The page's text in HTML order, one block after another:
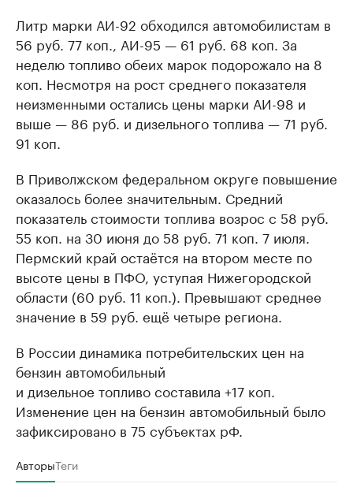
Литр марки АИ-92 обходился автомобилистам в
56 руб. 77 коп., АИ-95 — 61 руб. 68 коп. За
неделю топливо обеих марок подорожало на 8
коп. Несмотря на рост среднего показателя
неизменными остались цены марки АИ-98 и
выше — 86 руб. и дизельного топлива — 71 руб.
91 коп.
В Приволжском федеральном округе повышение
оказалось более значительным. Средний
показатель стоимости топлива возрос с 58 руб.
55 коп. на 30 июня до 58 руб. 71 коп. 7 июля.
Пермский край остаётся на втором месте по
высоте цены в ПФО, уступая Нижегородской
области (60 руб. 11 коп.). Превышают среднее
значение в 59 руб. ещё четыре региона.
В России динамика потребительских цен на
бензин автомобильный
и дизельное топливо составила +17 коп.
Изменение цен на бензин автомобильный было
зафиксировано в 75 субъектах рФ.
АвторыТеги